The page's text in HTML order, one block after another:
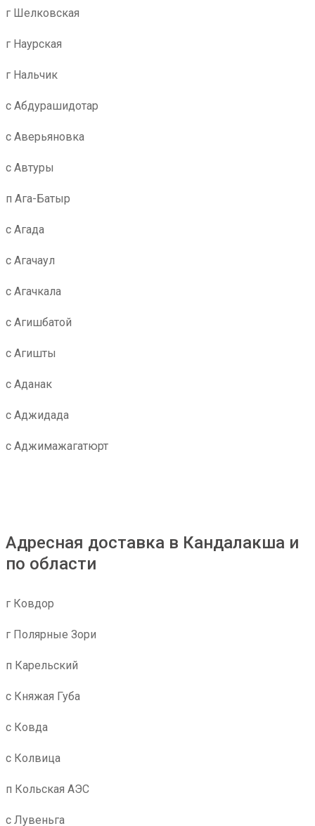
г Шелковская
г Наурская
г Нальчик
с Абдурашидотар
с Аверьяновка
с Автуры
п Ага-Батыр
с Агада
с Агачаул
с Агачкала
с Агишбатой
с Агишты
с Аданак
с Аджидада
с Аджимажагатюрт
Адресная доставка в Кандалакша и
по области
г Ковдор
г Полярные Зори
п Карельский
с Княжая Губа
с Ковда
с Колвица
п Кольская АЭС
с Лувеньга